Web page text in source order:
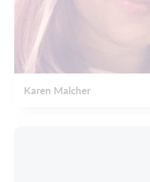
Karen Malcher